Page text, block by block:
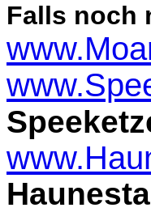
Falls noch